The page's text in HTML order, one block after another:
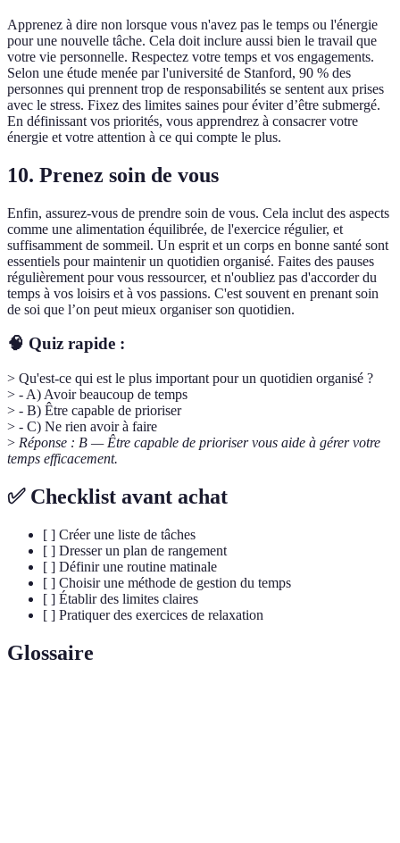
Apprenez à dire non lorsque vous n'avez pas le temps ou l'énergie
pour une nouvelle tâche. Cela doit inclure aussi bien le travail que
votre vie personnelle. Respectez votre temps et vos engagements.
Selon une étude menée par l'université de Stanford, 90 % des
personnes qui prennent trop de responsabilités se sentent aux prises
avec le stress. Fixez des limites saines pour éviter d’être submergé.
En définissant vos priorités, vous apprendrez à consacrer votre
énergie et votre attention à ce qui compte le plus.
10. Prenez soin de vous
Enfin, assurez-vous de prendre soin de vous. Cela inclut des aspects
comme une alimentation équilibrée, de l'exercice régulier, et
suffisamment de sommeil. Un esprit et un corps en bonne santé sont
essentiels pour maintenir un quotidien organisé. Faites des pauses
régulièrement pour vous ressourcer, et n'oubliez pas d'accorder du
temps à vos loisirs et à vos passions. C'est souvent en prenant soin
de soi que l’on peut mieux organiser son quotidien.
🧠 Quiz rapide :
> Qu'est-ce qui est le plus important pour un quotidien organisé ?
> - A) Avoir beaucoup de temps
> - B) Être capable de prioriser
> - C) Ne rien avoir à faire
> Réponse : B — Être capable de prioriser vous aide à gérer votre
temps efficacement.
✅ Checklist avant achat
[ ] Créer une liste de tâches
[ ] Dresser un plan de rangement
[ ] Définir une routine matinale
[ ] Choisir une méthode de gestion du temps
[ ] Établir des limites claires
[ ] Pratiquer des exercices de relaxation
Glossaire